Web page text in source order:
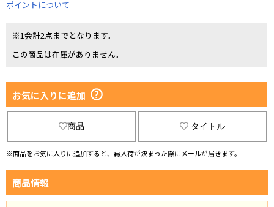
ポイントについて
※1会計2点までとなります。
この商品は在庫がありません。
お気に入りに追加
商品 タイトル
※商品をお気に入りに追加すると、再入荷が決まった際にメールが届きます。
商品情報